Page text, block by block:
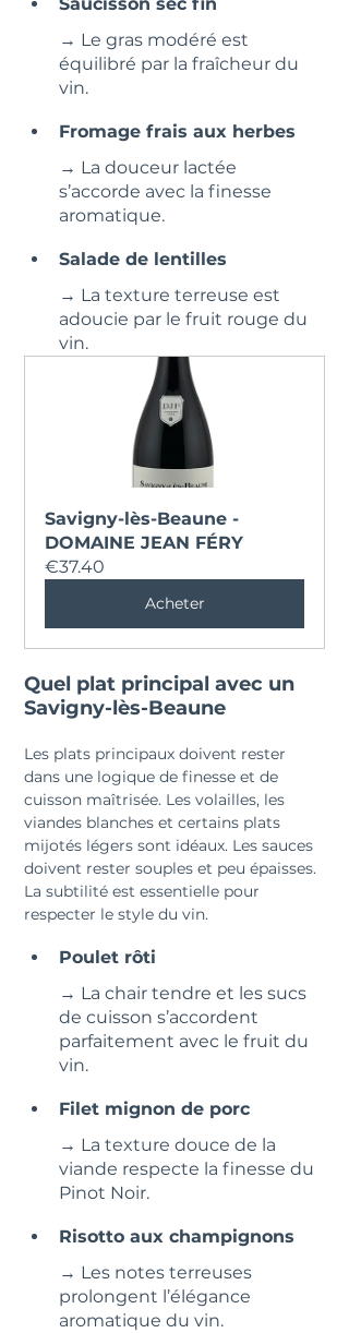
→ Le gras modéré est
équilibré par la fraîcheur du
vin.
Fromage frais aux herbes
→ La douceur lactée
s’accorde avec la finesse
aromatique.
Salade de lentilles
→ La texture terreuse est
adoucie par le fruit rouge du
vin.
Savigny-lès-Beaune -
DOMAINE JEAN FÉRY
€37.40
Acheter
Quel plat principal avec un
Savigny-lès-Beaune
Les plats principaux doivent rester
dans une logique de finesse et de
cuisson maîtrisée. Les volailles, les
viandes blanches et certains plats
mijotés légers sont idéaux. Les sauces
doivent rester souples et peu épaisses.
La subtilité est essentielle pour
respecter le style du vin.
Poulet rôti
→ La chair tendre et les sucs
de cuisson s’accordent
parfaitement avec le fruit du
vin.
Filet mignon de porc
→ La texture douce de la
viande respecte la finesse du
Pinot Noir.
Risotto aux champignons
→ Les notes terreuses
prolongent l’élégance
aromatique du vin.